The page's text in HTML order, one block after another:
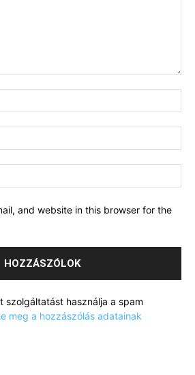
and website in this browser for the
szolgáltatást használja a spam
meg a hozzászólás adatainak